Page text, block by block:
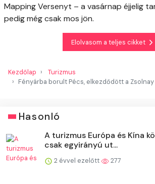
Mapping Versenyt – a vasárnap éjjelig
pedig még csak mos jön.
Elolvasom a teljes cikket
Kezdőlap
Turizmus
Fényárba borult Pécs, elkezdődött a
Hasonló
A turizmus Európa és Kína
csak egyirányú ut...
2 évvel ezelőtt 277